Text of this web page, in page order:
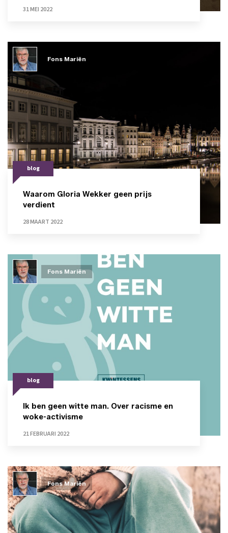
31 MEI 2022
blog
Waarom Gloria Wekker geen prijs
verdient
28 MAART 2022
Fons Mariën
blog
Ik ben geen witte man. Over racisme en
woke-activisme
21 FEBRUARI 2022
Fons Mariën
Fons Mariën